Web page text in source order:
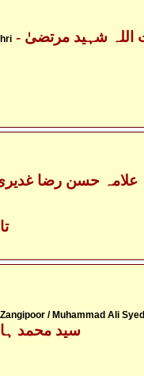
- آیت اللہ شہید مرتضیٰ
- علامہ حسن رضا
-
/ Muhammad Ali Syed
سید محمد